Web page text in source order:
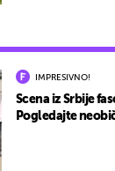
IMPRESIVNO!
Scena iz Srbije
Pogledajte